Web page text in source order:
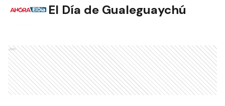
El Día de Gualeguaychú
Ads